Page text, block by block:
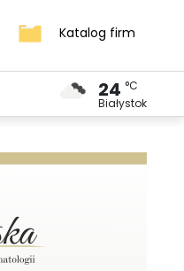
Katalog firm
24 °C
Białystok